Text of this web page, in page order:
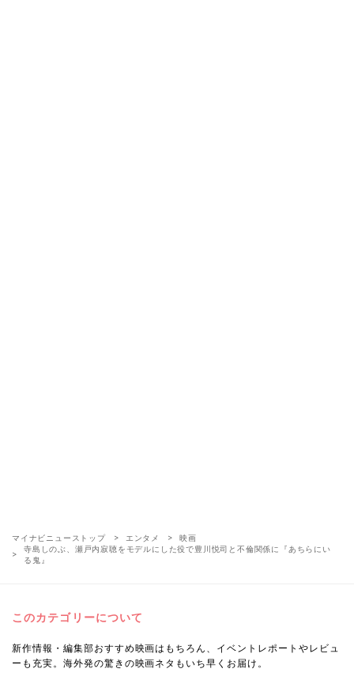
マイナビニューストップ エンタメ
映画
寺島しのぶ、瀬戸内寂聴をモデルにした役で豊川悦司と不倫関係に『あちらにい
る鬼』
このカテゴリーについて
新作情報・編集部おすすめ映画はもちろん、イベントレポートやレビュ
ーも充実。海外発の驚きの映画ネタもいち早くお届け。